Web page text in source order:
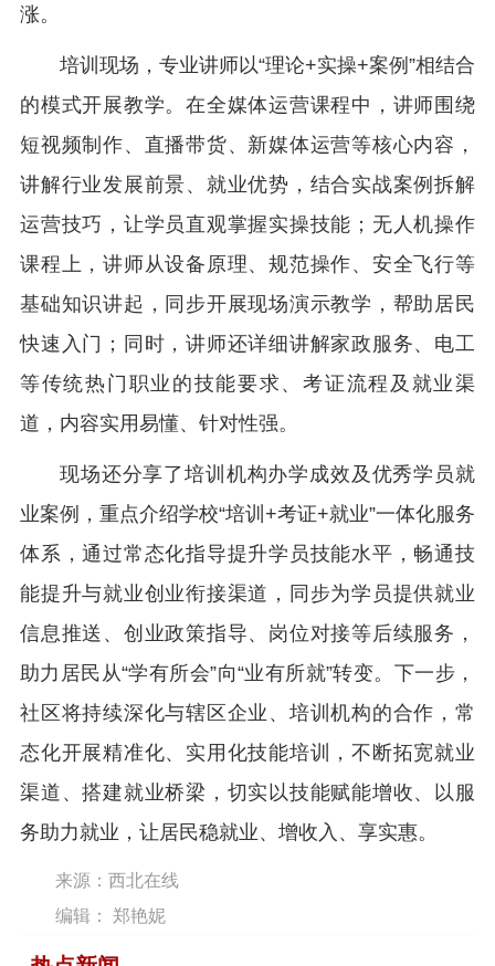
涨。
培训现场，专业讲师以“理论+实操+案例”相结合
的模式开展教学。在全媒体运营课程中，讲师围绕
短视频制作、直播带货、新媒体运营等核心内容，
讲解行业发展前景、就业优势，结合实战案例拆解
运营技巧，让学员直观掌握实操技能；无人机操作
课程上，讲师从设备原理、规范操作、安全飞行等
基础知识讲起，同步开展现场演示教学，帮助居民
快速入门；同时，讲师还详细讲解家政服务、电工
等传统热门职业的技能要求、考证流程及就业渠
道，内容实用易懂、针对性强。
现场还分享了培训机构办学成效及优秀学员就
业案例，重点介绍学校“培训+考证+就业”一体化服务
体系，通过常态化指导提升学员技能水平，畅通技
能提升与就业创业衔接渠道，同步为学员提供就业
信息推送、创业政策指导、岗位对接等后续服务，
助力居民从“学有所会”向“业有所就”转变。下一步，
社区将持续深化与辖区企业、培训机构的合作，常
态化开展精准化、实用化技能培训，不断拓宽就业
渠道、搭建就业桥梁，切实以技能赋能增收、以服
务助力就业，让居民稳就业、增收入、享实惠。
来源：西北在线
编辑： 郑艳妮